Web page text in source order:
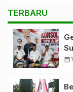
TERBARU
calendar_month